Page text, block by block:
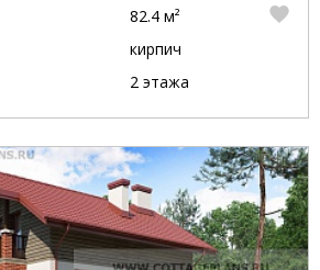
82.4 м²
кирпич
2 этажа